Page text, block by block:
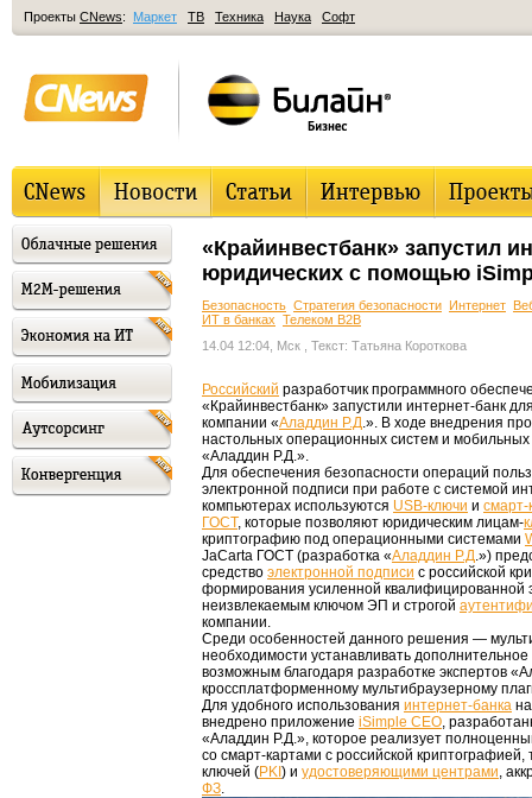
Проекты CNews: Маркет ТВ Техника Наука Софт
«Крайинвестбанк» запустил
юридических с помощью
Безопасность Стратегия безопасности Интернет
ИТ в банках Телеком B2B
14.04 12:04, Мск , Текст: Татьяна Короткова
Российский разработчик программного
«Крайинвестбанк» запустили интернет-банк
компании «Аладдин Р.Д.». В ходе внедрения
настольных операционных систем и
«Аладдин Р.Д.».
Для обеспечения безопасности операций
электронной подписи при работе с системой
компьютерах используются USB-ключи и смарт-
ГОСТ, которые позволяют юридическим лицам-
криптографию под операционными системами
JaCarta ГОСТ (разработка «Аладдин Р.Д.»)
средство электронной подписи с российской
формирования усиленной квалифицированной
неизвлекаемым ключом ЭП и строгой
компании.
Среди особенностей данного решения —
необходимости устанавливать
возможным благодаря разработке экспертов
кроссплатформенному мультибраузерному
Для удобного использования интернет-банка
внедрено приложение iSimple СЕО,
«Аладдин Р.Д.», которое реализует
со смарт-картами с российской
ключей (PKI ) и удостоверяющими центрами,
ФЗ.